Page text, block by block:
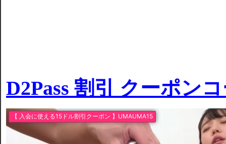
D2Pass 割引 クーポン